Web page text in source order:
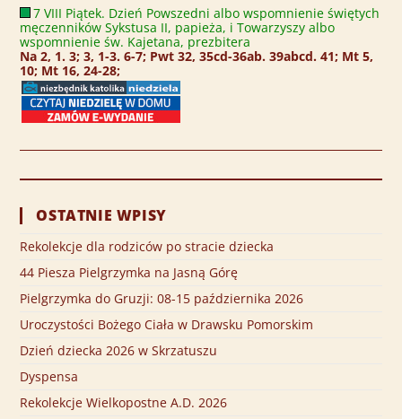
7 VIII Piątek. Dzień Powszedni albo wspomnienie świętych
męczenników Sykstusa II, papieża, i Towarzyszy albo
wspomnienie św. Kajetana, prezbitera
Na 2, 1. 3; 3, 1-3. 6-7; Pwt 32, 35cd-36ab. 39abcd. 41; Mt 5,
10; Mt 16, 24-28;
OSTATNIE WPISY
Rekolekcje dla rodziców po stracie dziecka
44 Piesza Pielgrzymka na Jasną Górę
Pielgrzymka do Gruzji: 08-15 października 2026
Uroczystości Bożego Ciała w Drawsku Pomorskim
Dzień dziecka 2026 w Skrzatuszu
Dyspensa
Rekolekcje Wielkopostne A.D. 2026